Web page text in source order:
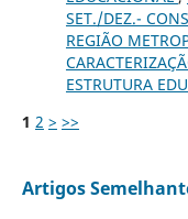
SET./DEZ.-
REGIÃO
ESTRUTURA
1 2 > >>
Artigos